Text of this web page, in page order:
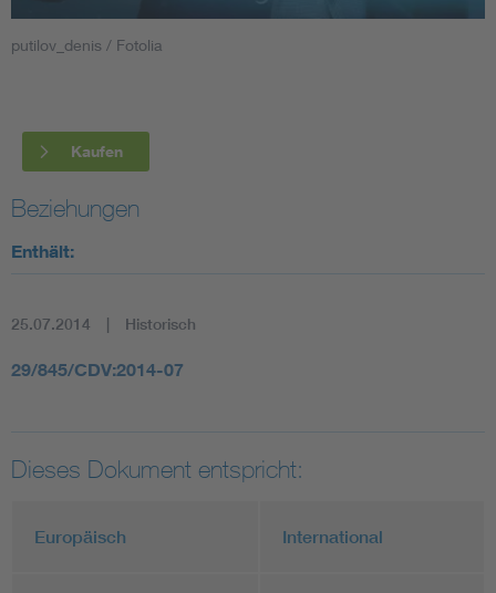
Smart Cities
Blitzschutz: DIN EN 62305 in der Übersicht
Circular Economy für mehr Ressourceneffizienz
putilov_denis / Fotolia
Kaufen
Beziehungen
Enthält:
25.07.2014 Historisch
29/845/CDV:2014-07
Dieses Dokument entspricht:
Europäisch International